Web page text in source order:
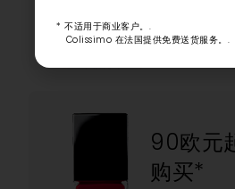
90欧元
购买*
* 不适用于商业客户。.
Colissimo 在法国提供免费送货服务。.